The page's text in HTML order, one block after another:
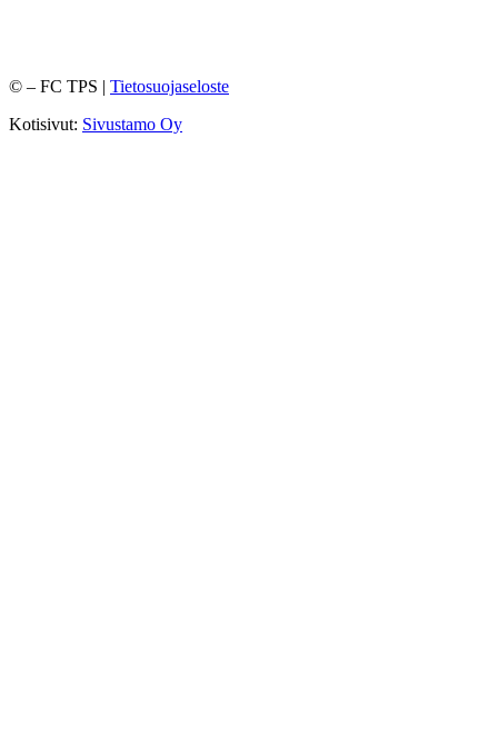
© – FC TPS | Tietosuojaseloste
Kotisivut: Sivustamo Oy